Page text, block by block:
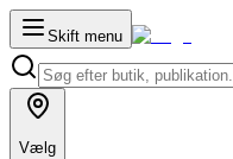
Skift menu
Vælg